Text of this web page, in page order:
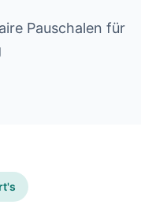
Pauschalen für